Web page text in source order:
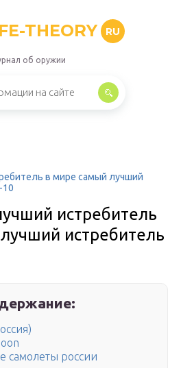
THEORY RU
об оружии
в мире самый лучший
10
истребитель
истребитель
самолеты россии